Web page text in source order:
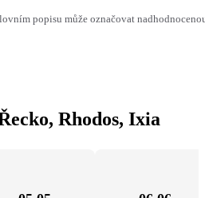
popisu může označovat
Rhodos, Ixia